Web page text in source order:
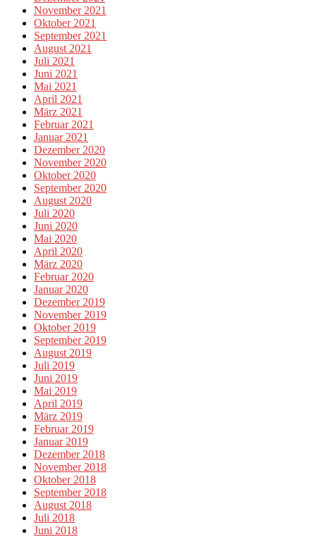
November 2021
Oktober 2021
September 2021
August 2021
Juli 2021
Juni 2021
Mai 2021
April 2021
März 2021
Februar 2021
Januar 2021
Dezember 2020
November 2020
Oktober 2020
September 2020
August 2020
Juli 2020
Juni 2020
Mai 2020
April 2020
März 2020
Februar 2020
Januar 2020
Dezember 2019
November 2019
Oktober 2019
September 2019
August 2019
Juli 2019
Juni 2019
Mai 2019
April 2019
März 2019
Februar 2019
Januar 2019
Dezember 2018
November 2018
Oktober 2018
September 2018
August 2018
Juli 2018
Juni 2018